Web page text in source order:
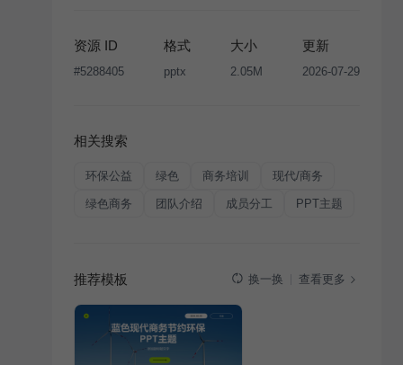
版权声明
条款，禁止任何形式的转让、出售或出租，未
经投权许可任何人不得擅自转载和分发，否则将接照我
资源 ID
#5288405
格式
pptx
大小
2.05M
更新
2026-07-29
相关搜索
环保公益 绿色 商务培训 现代/商务
绿色商务 团队介绍 成员分工 PPT主题
推荐模板 换一换 查看更多